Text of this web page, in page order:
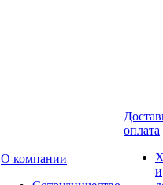
О компании
оплата
и